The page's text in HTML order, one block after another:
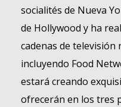
socialités de Nueva
de Hollywood y ha
cadenas de televisión
incluyendo Food
estará creando
ofrecerán en los tres